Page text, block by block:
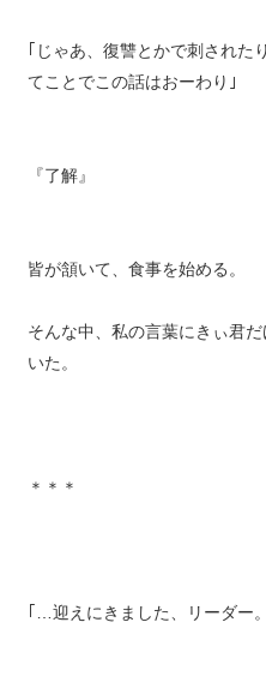
｢じゃあ、復讐とかで刺され
てことでこの話はおーわり｣
『了解』
皆が頷いて、食事を始める。
そんな中、私の言葉にきぃ君
いた。
＊＊＊
｢…迎えにきました、リーダー